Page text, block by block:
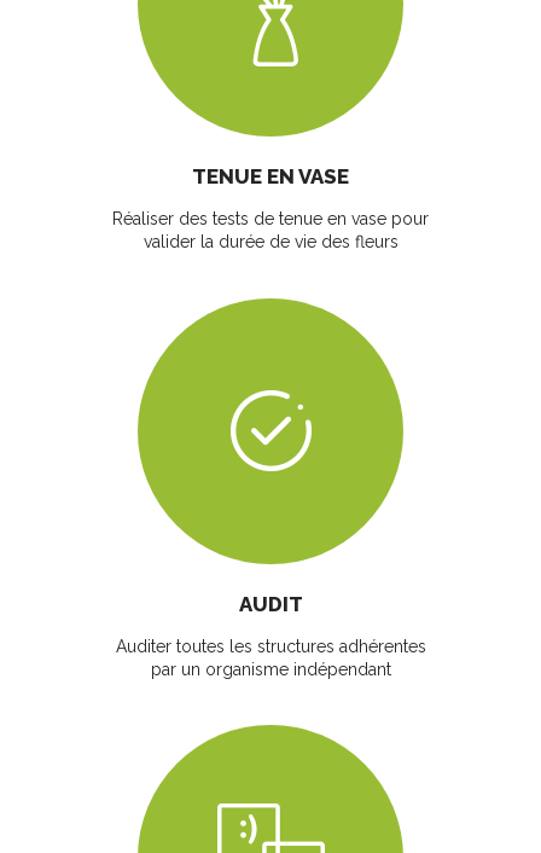
TENUE EN VASE
Réaliser des tests de tenue en vase pour
valider la durée de vie des fleurs
AUDIT
Auditer toutes les structures adhérentes
par un organisme indépendant